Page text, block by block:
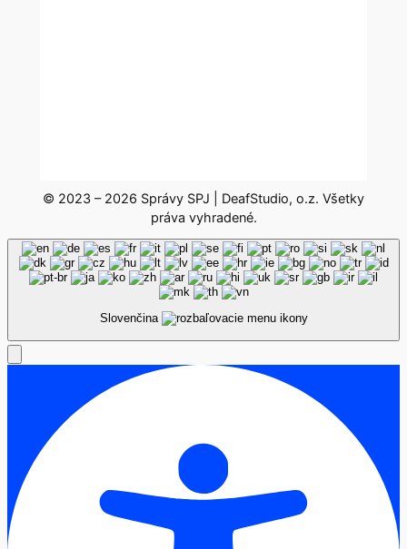
© 2023 – 2026 Správy SPJ | DeafStudio, o.z. Všetky
práva vyhradené.
Slovenčina